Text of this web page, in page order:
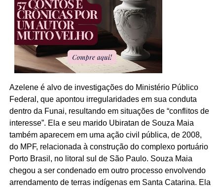
Azelene é alvo de investigações do Ministério Público
Federal, que apontou irregularidades em sua conduta
dentro da Funai, resultando em situações de “conflitos de
interesse”. Ela e seu marido Ubiratan de Souza Maia
também aparecem em uma ação civil pública, de 2008,
do MPF, relacionada à construção do complexo portuário
Porto Brasil, no litoral sul de São Paulo. Souza Maia
chegou a ser condenado em outro processo envolvendo
arrendamento de terras indígenas em Santa Catarina. Ela